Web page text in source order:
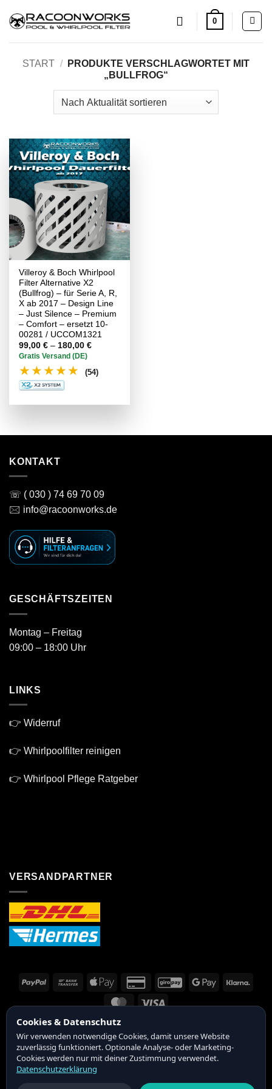
Inhalt
0
START /
PRODUKTE VERSCHLAGWORTET MIT
„BULLFROG“
Villeroy & Boch Whirlpool
Filter Alternative X2
(Bullfrog) – für Serie A, R,
X ab 2017 – Design Line
– Just Silence – Premium
– Comfort – ersetzt 10-
00281 / UCCOM1321
99,00€ –180,00€Preisspanne:
180,00 €
Gratis Versand (DE)
★★★★★ (54)
KONTAKT
☏ ( 030 ) 74 69 70 09
🖂 info@racoonworks.de
GESCHÄFTSZEITEN
Montag – Freitag
09:00 – 18:00 Uhr
LINKS
👉 Widerruf
👉 Whirlpoolfilter reinigen
👉 Whirlpool Pflege Ratgeber
VERSANDPARTNER
PayPal
Bank
Apple
Pay
Credit
2
GiroPay Google
MasterCard
Copyright 2026 ©SCHILLER & RACOONWORKS
Impressum|Datenschutzerklärung|Widerruf
Widerruf online erklären
Cookies & Datenschutz
Wir verwenden notwendige Cookies, damit unsere Website
zuverlässig funktioniert. Optionale Analyse- oder Marketing-
Cookies werden nur mit deiner Zustimmung verwendet.
Datenschutzerklärung